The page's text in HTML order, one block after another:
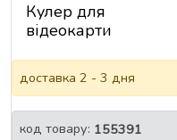
Кулер для
відеокарти
для ATI / NVIDIA 3-
pin, RPM
3200&plusmn;10%,
BOX
доставка 2 - 3 дня
код товару: 155391